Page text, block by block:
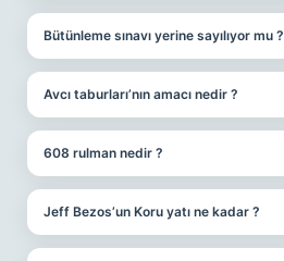
Bütünleme sınavı yerine sayılıyor mu ?
Avcı taburları’nın amacı nedir ?
608 rulman nedir ?
Jeff Bezos’un Koru yatı ne kadar ?